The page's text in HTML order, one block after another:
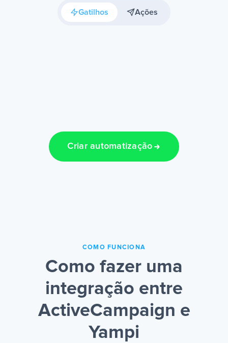
Gatilhos Ações
Criar automatização
COMO FUNCIONA
Como fazer uma
integração entre
ActiveCampaign e
Yampi